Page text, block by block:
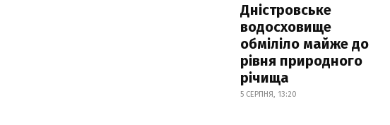
Дністровське
водосховище
обміліло майже до
рівня природного
річища
5 СЕРПНЯ, 13:20